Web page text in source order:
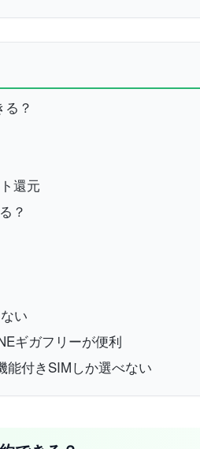
？
還元
？
い
ギガフリーが便利
能付きSIMしか選べない